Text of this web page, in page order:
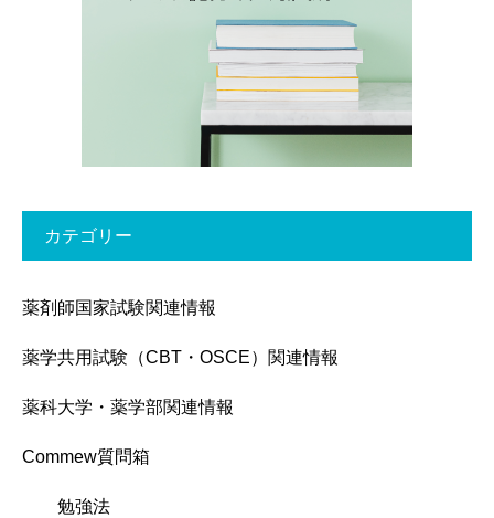
カテゴリー
薬剤師国家試験関連情報
薬学共用試験（CBT・OSCE）関連情報
薬科大学・薬学部関連情報
Commew質問箱
勉強法